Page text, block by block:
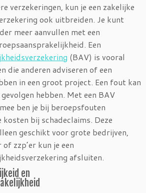
verzekeringen, kun je een zakelijke
ook uitbreiden. Je kunt
meer aanvullen met een
Een
(BAV) is vooral
die anderen adviseren of een
in een groot project. Een fout kan
hebben. Met een BAV
ben je bij beroepsfouten
bij schadeclaims. Deze
geschikt voor grote bedrijven,
zzp’er kun je een
afsluiten.
en